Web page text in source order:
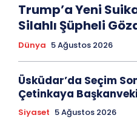
Trump’a Yeni
Silahlı Şüpheli
Dünya 5 Ağustos 2026
Üsküdar’da Seçim
Çetinkaya
Siyaset 5 Ağustos 2026